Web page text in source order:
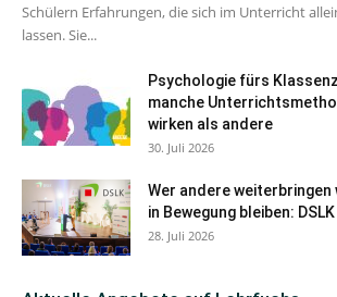
Schülern Erfahrungen, die sich im Unterricht
lassen. Sie...
Psychologie fürs
manche
wirken als andere
30. Juli 2026
Wer andere weiterbringen
in Bewegung bleiben:
28. Juli 2026